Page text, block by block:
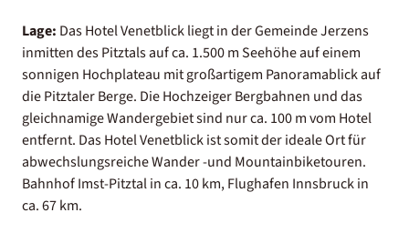
Lage: Das Hotel Venetblick liegt in der Gemeinde Jerzens
inmitten des Pitztals auf ca. 1.500 m Seehöhe auf einem
sonnigen Hochplateau mit großartigem Panoramablick auf
die Pitztaler Berge. Die Hochzeiger Bergbahnen und das
gleichnamige Wandergebiet sind nur ca. 100 m vom Hotel
entfernt. Das Hotel Venetblick ist somit der ideale Ort für
abwechslungsreiche Wander -und Mountainbiketouren.
Bahnhof Imst-Pitztal in ca. 10 km, Flughafen Innsbruck in
ca. 67 km.